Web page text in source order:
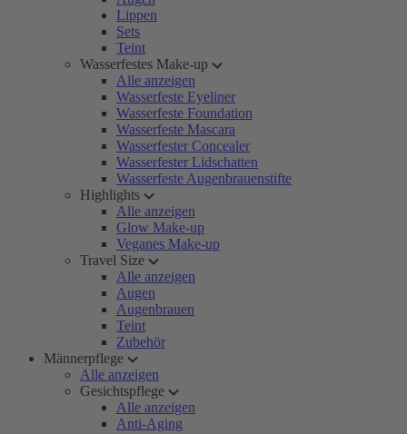
Lippen
Sets
Teint
Wasserfestes Make-up
Alle anzeigen
Wasserfeste Eyeliner
Wasserfeste Foundation
Wasserfeste Mascara
Wasserfester Concealer
Wasserfester Lidschatten
Wasserfeste Augenbrauenstifte
Highlights
Alle anzeigen
Glow Make-up
Veganes Make-up
Travel Size
Alle anzeigen
Augen
Augenbrauen
Teint
Zubehör
Männerpflege
Alle anzeigen
Gesichtspflege
Alle anzeigen
Anti-Aging